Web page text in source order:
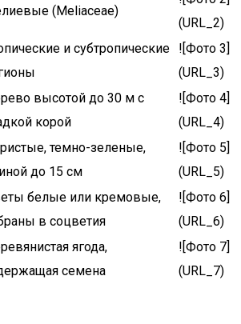
(Meliaceae)
(URL_2)
и субтропические
![Фото 3]
(URL_3)
высотой до 30 м с
корой
![Фото 4]
(URL_4)
темно-зеленые,
до 15 см
![Фото 5]
(URL_5)
белые или кремовые,
в соцветия
![Фото 6]
(URL_6)
ягода,
семена
![Фото 7]
(URL_7)